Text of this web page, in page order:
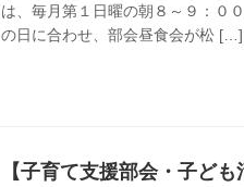
は、毎月第１日曜の朝８～９：０
の日に合わせ、部会昼食会が松 […]
【子育て支援部会・子ど